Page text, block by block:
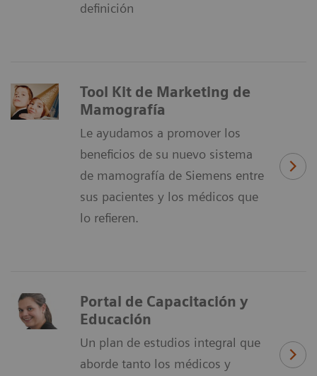
definición
Tool Kit de Marketing de
Mamografía
Le ayudamos a promover los
beneficios de su nuevo sistema
de mamografía de Siemens entre
sus pacientes y los médicos que
lo refieren.
Portal de Capacitación y
Educación
Un plan de estudios integral que
aborde tanto los médicos y